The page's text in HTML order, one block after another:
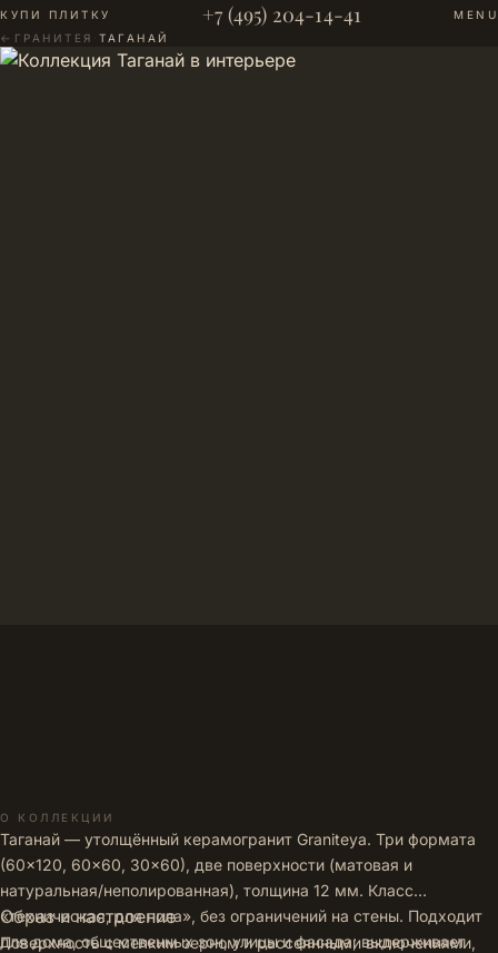
КУПИ ПЛИТКУ +7 (495) 204-14-41
MENU
← ГРАНИТЕЯ · ТАГАНАЙ
О КОЛЛЕКЦИИ
Таганай — утолщённый керамогранит Graniteya. Три формата
(60×120, 60×60, 30×60), две поверхности (матовая и
натуральная/неполированная), толщина 12 мм. Класс
«техническая, для пола», без ограничений на стены. Подходит
для дома, общественных зон, улицы и фасада; выдерживает
Образ и настроение
Поверхность с мелким зерном и рассеянными включениями,